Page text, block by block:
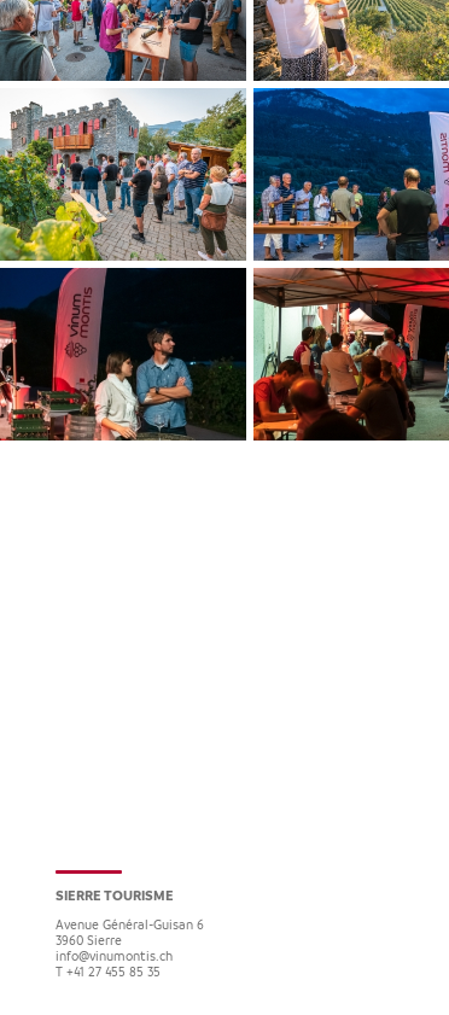
SIERRE TOURISME
Avenue Général-Guisan 6
3960 Sierre
info@vinumontis.ch
T +41 27 455 85 35